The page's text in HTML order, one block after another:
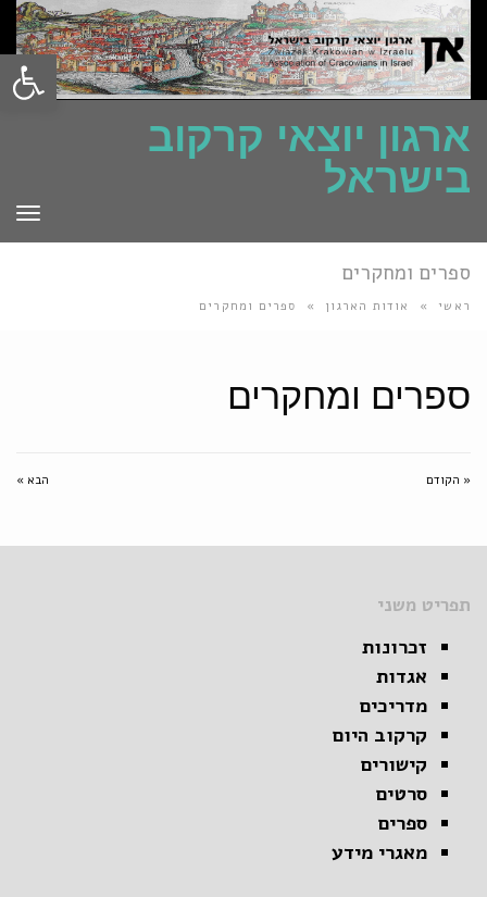
פתח
ארגון יוצאי קרקוב
בישראל
ספרים ומחקרים
ראשי » אודות הארגון » ספרים ומחקרים
ספרים ומחקרים
« הקודם הבא »
תפריט משני
זכרונות
אגדות
מדריכים
קרקוב היום
קישורים
סרטים
ספרים
מאגרי מידע